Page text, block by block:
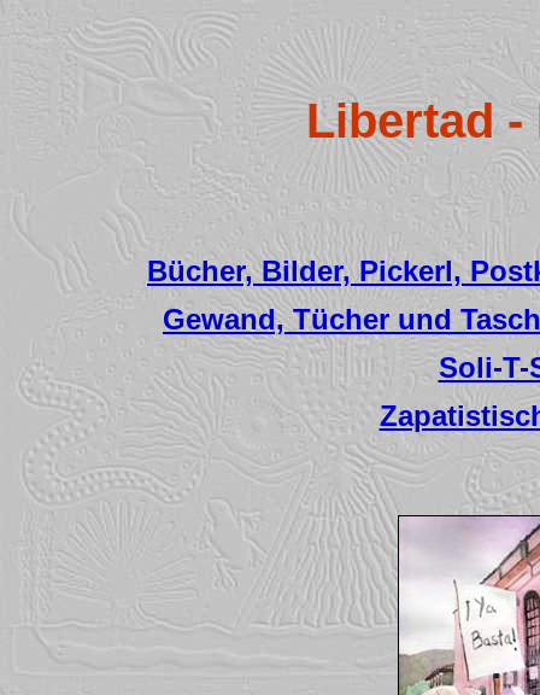
Libertad -
Bücher, Bilder, Pickerl,
Gewand, Tücher und
Soli-T-